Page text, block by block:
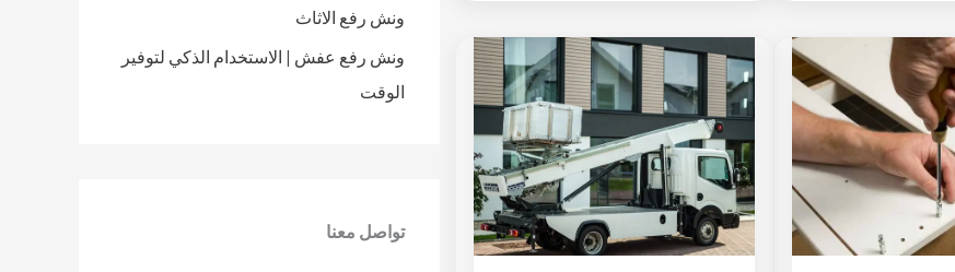
ونش
رفع
الاثاث
ونش رفع الاثاث
ونش رفع عفش | الاستخدام الذكي لتوفير
الوقت
تواصل معنا